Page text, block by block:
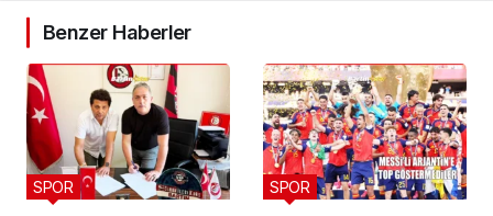
Benzer Haberler
SPOR SPOR